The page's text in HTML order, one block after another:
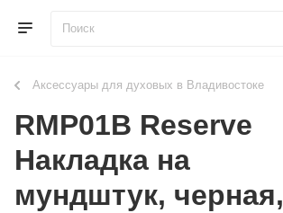
Аксессуары для духовых в Владивостоке
RMP01B Reserve
Накладка на
мундштук, черная,